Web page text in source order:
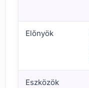
Előnyök
Eszközök